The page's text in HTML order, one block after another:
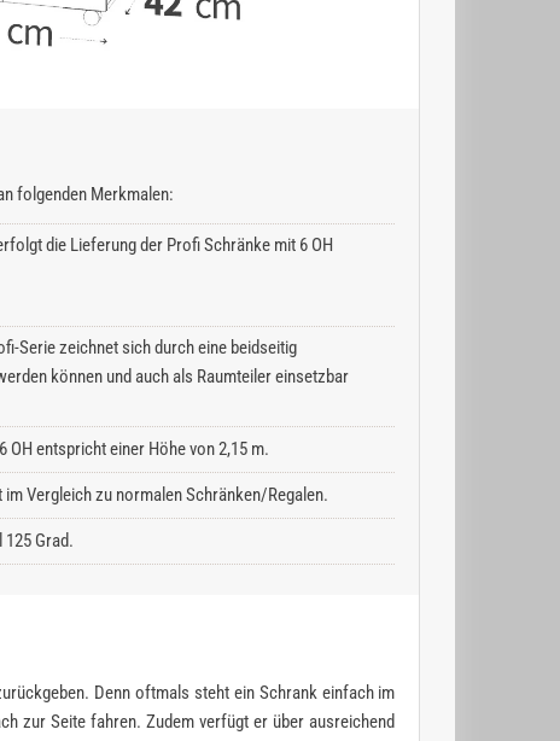
folgenden Merkmalen:
die Lieferung der Profi Schränke mit 6 OH
Serie zeichnet sich durch eine beidseitig
können und auch als Raumteiler einsetzbar
entspricht einer Höhe von 2,15 m.
Vergleich zu normalen Schränken/Regalen.
Grad.
Denn oftmals steht ein Schrank einfach im
zur Seite fahren. Zudem verfügt er über ausreichend